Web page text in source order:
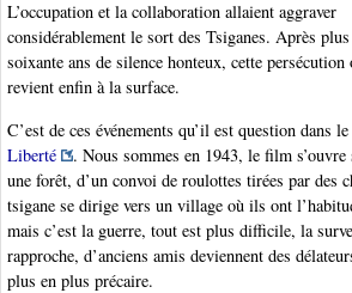
L’occupation et la collaboration allaient aggraver
considérablement le sort des Tsiganes. Après
soixante ans de silence honteux, cette persécution
revient enfin à la surface.
C’est de ces événements qu’il est question dans
Liberté
. Nous sommes en 1943, le film
une forêt, d’un convoi de roulottes tirées par des
tsigane se dirige vers un village où ils ont
mais c’est la guerre, tout est plus difficile, la
rapproche, d’anciens amis deviennent des
plus en plus précaire.